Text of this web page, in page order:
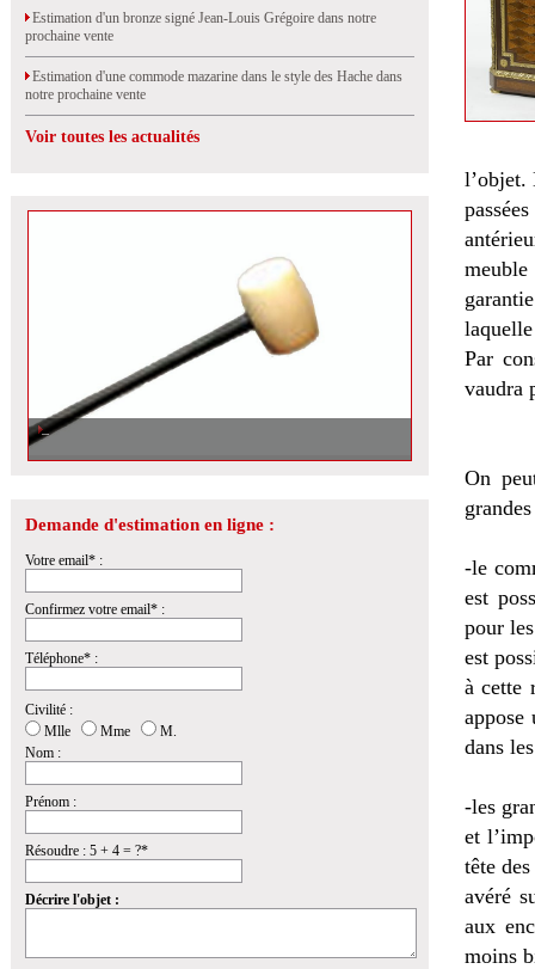
Estimation d'un bronze signé Jean-Louis Grégoire dans notre
prochaine vente
Estimation d'une commode mazarine dans le style des Hache dans
notre prochaine vente
Voir toutes les actualités
Demande d'estimation en ligne :
Votre email* :
Confirmez votre email* :
Téléphone* :
Civilité :
Mlle
Mme
M.
Nom :
Prénom :
Résoudre : 5 + 4 = ?*
Décrire l'objet :
l’objet.
meuble
Par
vaudra
On
-le
est
pour
est
à cette
appose
dans
-les
et
tête
avéré
aux
moins